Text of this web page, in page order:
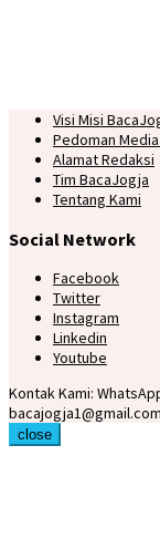
Visi Misi
Pedoman
Alamat Redaksi
Tim BacaJogja
Tentang Kami
Social Network
Facebook
Twitter
Instagram
Linkedin
Youtube
Kontak Kami:
bacajogja1@gmail.com
close